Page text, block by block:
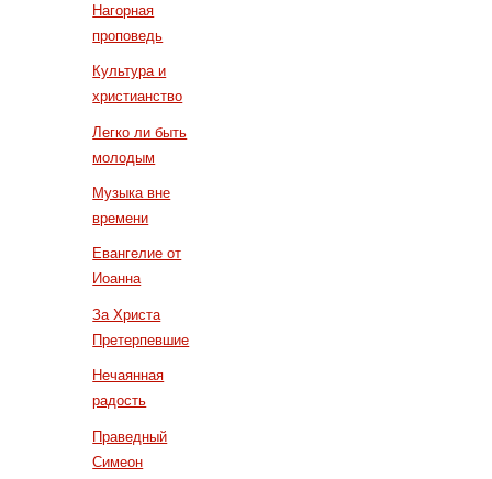
Нагорная
проповедь
Культура и
христианство
Легко ли быть
молодым
Музыка вне
времени
Евангелие от
Иоанна
За Христа
Претерпевшие
Нечаянная
радость
Праведный
Симеон